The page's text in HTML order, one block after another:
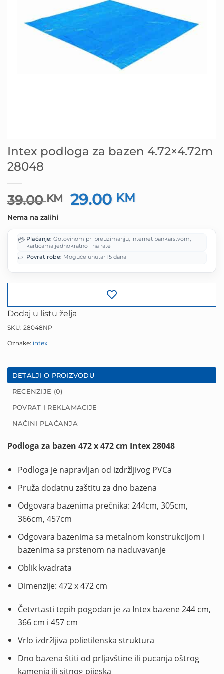
Intex podloga za bazen 4.72×4.72m
28048
39.00KM
Izvorna
cijena
je:
39.00 KM.
29.00 KM
29.00 KM.
Nema na zalihi
💳 Plaćanje: Gotovinom pri preuzimanju, internet bankarstvom,
karticama jednokratno i na rate
↩️ Povrat robe: Moguće unutar 15 dana
Dodaj u listu želja
SKU: 28048NP
Oznake: intex
DETALJI O PROIZVODU
RECENZIJE (0)
POVRAT I REKLAMACIJE
NAČINI PLAĆANJA
Podloga za bazen 472 x 472 cm Intex 28048
Podloga je napravljan od izdržljivog PVCa
Pruža dodatnu zaštitu za dno bazena
Odgovara bazenima prečnika: 244cm, 305cm,
366cm, 457cm
Odgovara bazenima sa metalnom konstrukcijom i
bazenima sa prstenom na naduvavanje
Oblik kvadrata
Dimenzije: 472 x 472 cm
Četvrtasti tepih pogodan je za Intex bazene 244 cm,
366 cm i 457 cm
Vrlo izdržljiva polietilenska struktura
Dno bazena štiti od prljavštine ili pucanja oštrog
kamenja ili sitnog pijeska